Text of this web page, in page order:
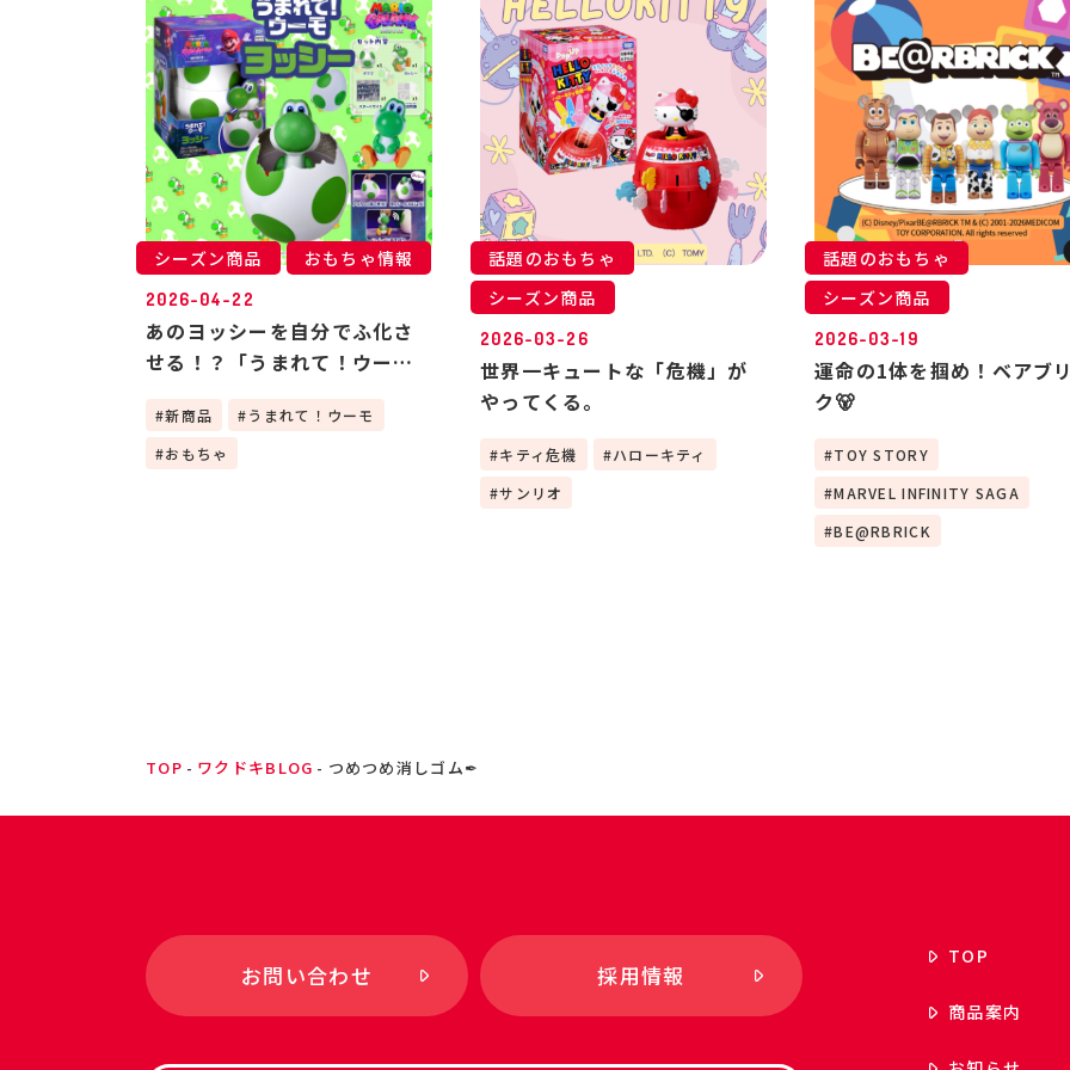
シーズン商品 おもちゃ情報
2026-04-22
あのヨッシーを自分でふ化さ
せる！？「うまれて！ウーモ
ヨッシー」が凄すぎる！🦖
新商品
うまれて！ウーモ
おもちゃ
話題のおもちゃ
シーズン商品
2026-03-26
世界一キュートな「危機」が
やってくる。
キティ危機
ハローキティ
サンリオ
話題のおもちゃ
シーズン商品
2026-03-19
運命の1体を掴め！ベアブ
ク🐻
TOY STORY
MARVEL INFINITY SAGA
BE@RBRICK
TOP ワクドキBLOG つめつめ消しゴム✒
お問い合わせ 採用情報
TOP
商品案内